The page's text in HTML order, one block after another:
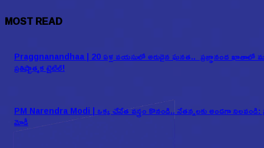
MOST READ
Praggnanandhaa | 20 ఏళ్ల వయసులో అరుదైన ఘనత.. ప్రజ్ఞానంద ఖాతాలో
ప్రతిష్టాత్మక టైటిల్!
PM Narendra Modi | ఒక్క చేనేత వస్త్రం కొనండి.. నేతన్నలకు అండగా నిలవండి:
మోడీ